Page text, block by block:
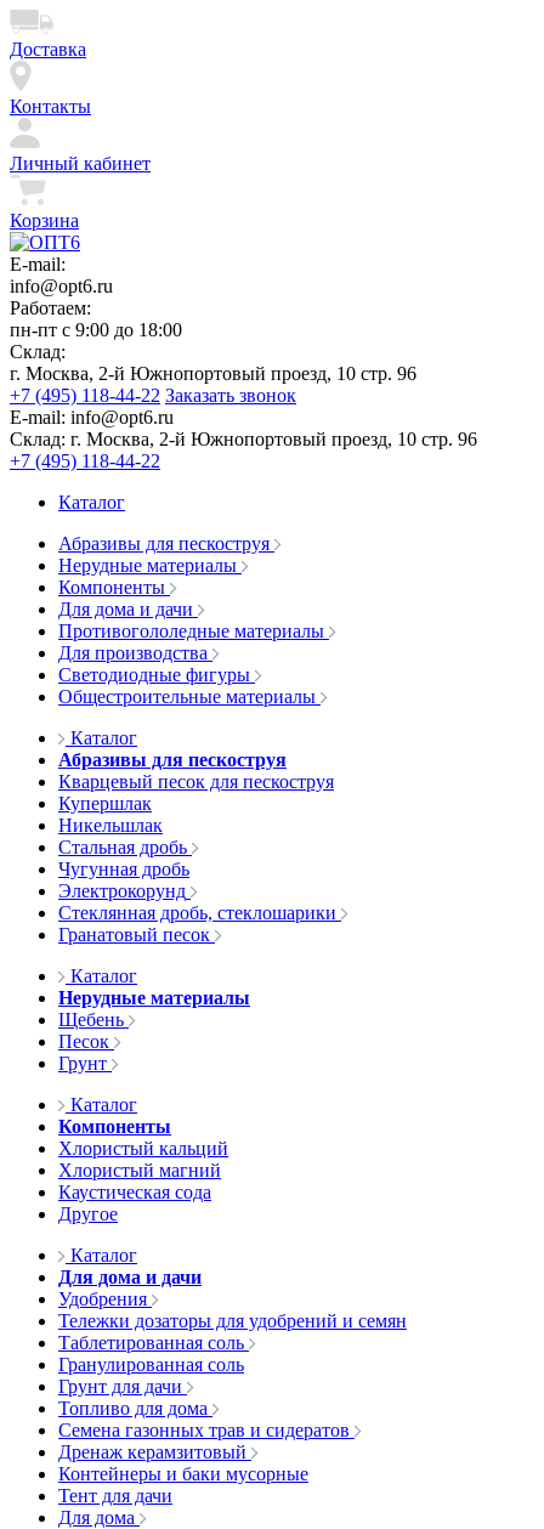
Доставка
Контакты
Личный кабинет
Корзина
E-mail:
info@opt6.ru
Работаем:
пн-пт с 9:00 до 18:00
Склад:
г. Москва, 2-й Южнопортовый проезд, 10 стр. 96
+7 (495) 118-44-22 Заказать звонок
E-mail: info@opt6.ru
Склад: г. Москва, 2-й Южнопортовый проезд, 10 стр. 96
+7 (495) 118-44-22
Каталог
Абразивы для пескоструя
Нерудные материалы
Компоненты
Для дома и дачи
Противогололедные материалы
Для производства
Светодиодные фигуры
Общестроительные материалы
Каталог
Абразивы для пескоструя
Кварцевый песок для пескоструя
Купершлак
Никельшлак
Стальная дробь
Чугунная дробь
Электрокорунд
Стеклянная дробь, стеклошарики
Гранатовый песок
Каталог
Нерудные материалы
Щебень
Песок
Грунт
Каталог
Компоненты
Хлористый кальций
Хлористый магний
Каустическая сода
Другое
Каталог
Для дома и дачи
Удобрения
Тележки дозаторы для удобрений и семян
Таблетированная соль
Гранулированная соль
Грунт для дачи
Топливо для дома
Семена газонных трав и сидератов
Дренаж керамзитовый
Контейнеры и баки мусорные
Тент для дачи
Для дома